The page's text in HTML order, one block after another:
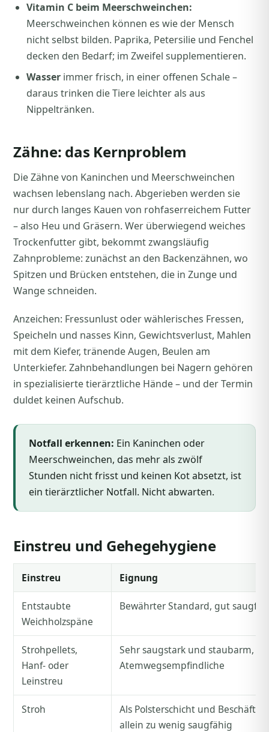
Vitamin C beim Meerschweinchen:
Meerschweinchen können es wie der Mensch
nicht selbst bilden. Paprika, Petersilie und Fenchel
decken den Bedarf; im Zweifel supplementieren.
Wasser immer frisch, in einer offenen Schale –
daraus trinken die Tiere leichter als aus
Nippeltränken.
Zähne: das Kernproblem
Die Zähne von Kaninchen und Meerschweinchen
wachsen lebenslang nach. Abgerieben werden sie
nur durch langes Kauen von rohfaserreichem Futter
– also Heu und Gräsern. Wer überwiegend weiches
Trockenfutter gibt, bekommt zwangsläufig
Zahnprobleme: zunächst an den Backenzähnen, wo
Spitzen und Brücken entstehen, die in Zunge und
Wange schneiden.
Anzeichen: Fressunlust oder wählerisches Fressen,
Speicheln und nasses Kinn, Gewichtsverlust, Mahlen
mit dem Kiefer, tränende Augen, Beulen am
Unterkiefer. Zahnbehandlungen bei Nagern gehören
in spezialisierte tierärztliche Hände – und der Termin
duldet keinen Aufschub.
Notfall erkennen: Ein Kaninchen oder
Meerschweinchen, das mehr als zwölf
Stunden nicht frisst und keinen Kot absetzt, ist
ein tierärztlicher Notfall. Nicht abwarten.
Einstreu und Gehegehygiene
Einstreu Eignung
Entstaubte
Weichholzspäne
Bewährter Standard, gut
Strohpellets,
Hanf- oder
Leinstreu
Sehr saugstark und staubarm,
Atemwegsempfindliche
Stroh
Als Polsterschicht und
allein zu wenig saugfähig